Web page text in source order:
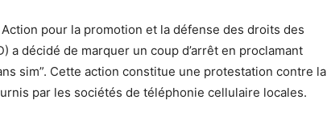
pour la promotion et la défense des droits des
a décidé de marquer un coup d’arrêt en proclamant
sim”. Cette action constitue une protestation contre la
par les sociétés de téléphonie cellulaire locales.